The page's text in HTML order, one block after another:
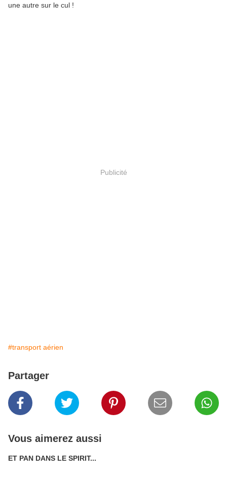
une autre sur le cul !
Publicité
#transport aérien
Partager
Vous aimerez aussi
ET PAN DANS LE SPIRIT...